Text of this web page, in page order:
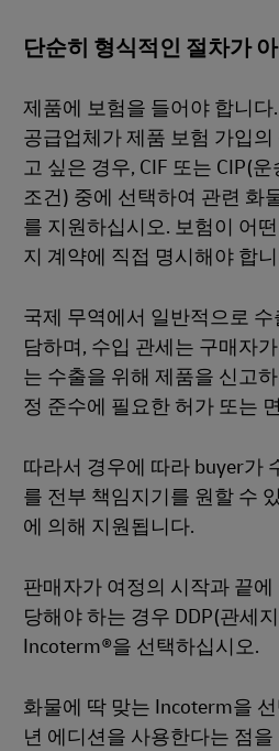
단순히 형식적인 절차가
제품에 보험을 들어야 합니
공급업체가 제품 보험 가입
고 싶은 경우, CIF 또는 CIP(
조건) 중에 선택하여 관련 화
를 지원하십시오. 보험이 어
지 계약에 직접 명시해야 합
국제 무역에서 일반적으로
담하며, 수입 관세는 구매자
는 수출을 위해 제품을 신고
정 준수에 필요한 허가 또는
따라서 경우에 따라 buyer가
를 전부 책임지기를 원할 수
에 의해 지원됩니다.
판매자가 여정의 시작과 끝
당해야 하는 경우 DDP(관세
Incoterm®을 선택하십시오.
화물에 딱 맞는 Incoterm을
년 에디션을 사용한다는 점